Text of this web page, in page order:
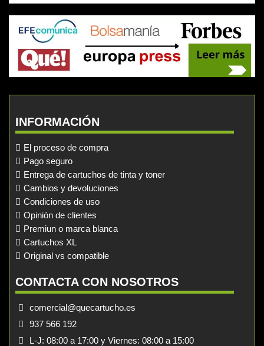
INFORMACIÓN
El proceso de compra
Pago seguro
Entrega de cartuchos de tinta y toner
Cambios y devoluciones
Condiciones de uso
Opinión de clientes
Premiun o marca blanca
Cartuchos XL
Original vs compatible
CONTACTA CON NOSOTROS
comercial@quecartucho.es
937 566 192
L-J: 08:00 a 17:00 y Viernes: 08:00 a 15:00